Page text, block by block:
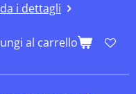
i dettagli
al carrello